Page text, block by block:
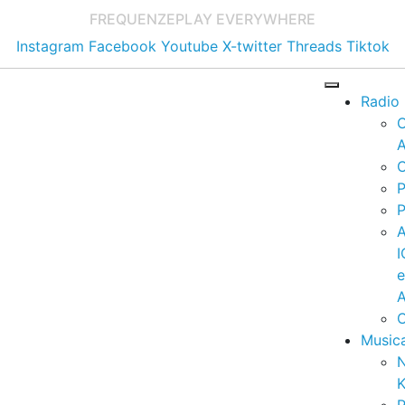
FREQUENZEPLAY EVERYWHERE
Instagram Facebook Youtube X-twitter Threads Tiktok
Radio
e